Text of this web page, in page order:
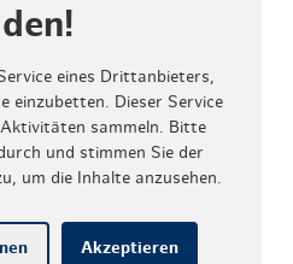
eines Drittanbieters,
einzubetten. Dieser Service
sammeln. Bitte
und stimmen Sie der
um die Inhalte anzusehen.
Akzeptieren